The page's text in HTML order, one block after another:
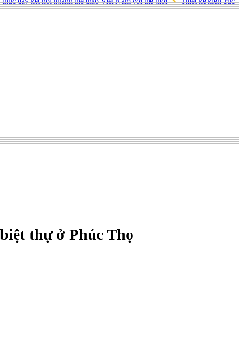
thự ở Phúc Thọ